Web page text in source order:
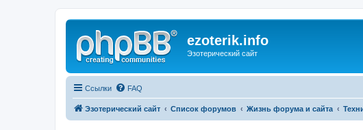
ezoterik.info
Эзотерический сайт
Ссылки FAQ
Эзотерический сайт Список форумов Жизнь форума и сайта